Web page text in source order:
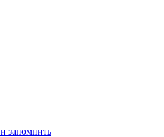
запомнить